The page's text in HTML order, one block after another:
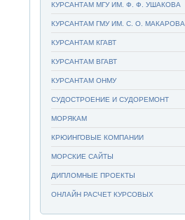
КУРСАНТАМ МГУ ИМ. Ф. Ф. УШАКОВА
КУРСАНТАМ ГМУ ИМ. С. О. МАКАРОВА
КУРСАНТАМ КГАВТ
КУРСАНТАМ ВГАВТ
КУРСАНТАМ ОНМУ
СУДОСТРОЕНИЕ И СУДОРЕМОНТ
МОРЯКАМ
КРЮИНГОВЫЕ КОМПАНИИ
МОРСКИЕ САЙТЫ
ДИПЛОМНЫЕ ПРОЕКТЫ
ОНЛАЙН РАСЧЕТ КУРСОВЫХ